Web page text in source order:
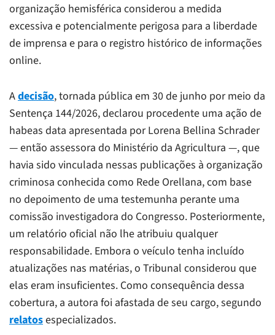
organização hemisférica considerou a medida
excessiva e potencialmente perigosa para a liberdade
de imprensa e para o registro histórico de informações
online.
Adecisão, tornada pública em 30 de junho por meio da
Sentença 144/2026, declarou procedente uma ação de
habeas data apresentada por Lorena Bellina Schrader
— então assessora do Ministério da Agricultura —, que
havia sido vinculada nessas publicações à organização
criminosa conhecida como Rede Orellana, com base
no depoimento de uma testemunha perante uma
comissão investigadora do Congresso. Posteriormente,
um relatório oficial não lhe atribuiu qualquer
responsabilidade. Embora o veículo tenha incluído
atualizações nas matérias, o Tribunal considerou que
elas eram insuficientes. Como consequência dessa
cobertura, a autora foi afastada de seu cargo, segundo
relatosespecializados.